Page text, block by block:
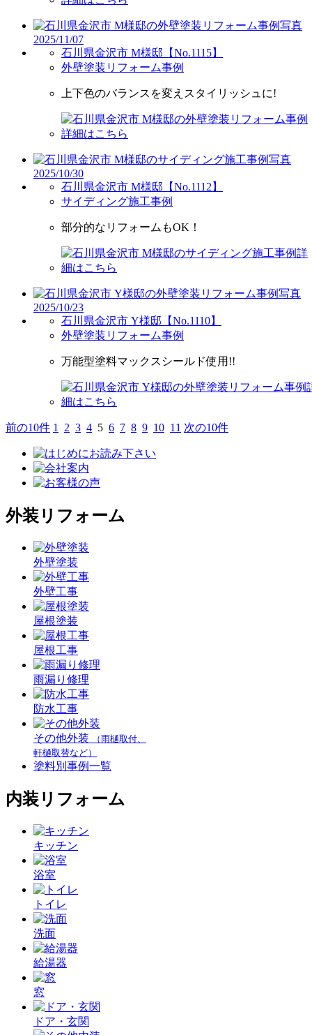
2025/11/07
石川県金沢市 M様邸【No.1115】
外壁塗装リフォーム事例
上下色のバランスを変えスタイリッシュに!
2025/10/30
石川県金沢市 M様邸【No.1112】
サイディング施工事例
部分的なリフォームもOK！
2025/10/23
石川県金沢市 Y様邸【No.1110】
外壁塗装リフォーム事例
万能型塗料マックスシールド使用!!
前の10件 1 2 3 4 5 6 7 8 9 10 11 次の10件
外装リフォーム
外壁塗装
外壁工事
屋根塗装
屋根工事
雨漏り修理
防水工事
その他外装
（雨樋取付、
軒樋取替など）
塗料別事例一覧
内装リフォーム
キッチン
浴室
トイレ
洗面
給湯器
窓
ドア・玄関